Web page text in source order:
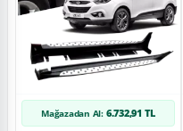
Mağazadan Al: 6.732,91 TL